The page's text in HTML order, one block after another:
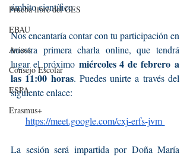
Prueba libre del GES
EBAU
Avisos
Consejo Escolar
ESPA
Erasmus+
ámbito científico.
Nos encantaría contar con tu participación en
nuestra primera charla online, que tendrá
lugar el próximo miércoles 4 de febrero a
las 11:00 horas. Puedes unirte a través del
siguiente enlace:
https://meet.google.com/cxj-erfs-jvm
La sesión será impartida por Doña María